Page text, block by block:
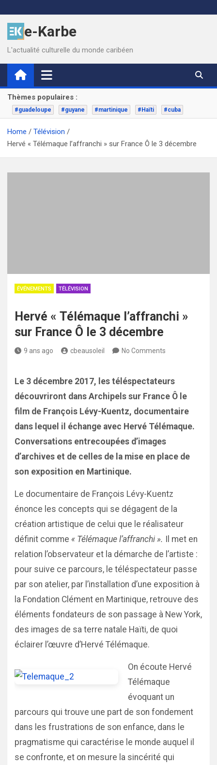
to
contente-Karbe
L'actualité culturelle du monde caribéen
Thèmes populaires :
#guadeloupe #guyane #martinique #Haïti #cuba
Home
Télévision
Hervé « Télémaque l’affranchi » sur France Ô le 3 décembre
ÉVÉNEMENTS TÉLÉVISION
Hervé « Télémaque l’affranchi »
sur France Ô le 3 décembre
9 ans ago cbeausoleil No Comments
Le 3 décembre 2017, les téléspectateurs
découvriront dans Archipels sur France Ô le
film de François Lévy-Kuentz, documentaire
dans lequel il échange avec Hervé Télémaque.
Conversations entrecoupées d’images
d’archives et de celles de la mise en place de
son exposition en Martinique.
Le documentaire de François Lévy-Kuentz
énonce les concepts qui se dégagent de la
création artistique de celui que le réalisateur
définit comme « Télémaque l’affranchi ». Il met en
relation l’observateur et la démarche de l’artiste :
pour suive ce parcours, le téléspectateur passe
par son atelier, par l’installation d’une exposition à
la Fondation Clément en Martinique, retrouve des
éléments fondateurs de son passage à New York,
des images de sa terre natale Haïti, de quoi
éclairer l’œuvre d’Hervé Télémaque.
On écoute Hervé
Télémaque
évoquant un
parcours qui trouve une part de son fondement
dans les frustrations de son enfance, dans le
pragmatisme qui caractérise le monde auquel il
se confronte, et on mesure la sincérité qui